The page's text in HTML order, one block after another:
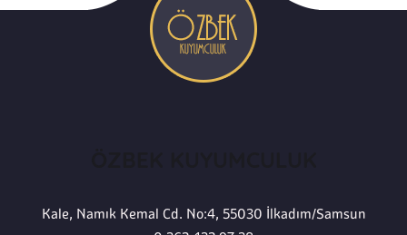
Kale, Namık Kemal Cd. No:4, 55030 İlkadım/Samsun